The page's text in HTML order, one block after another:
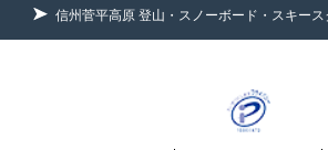
信州菅平高原 登山・スノーボード・スキー